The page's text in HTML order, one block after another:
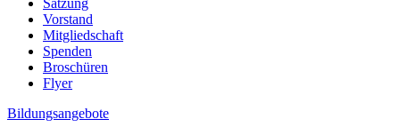
Satzung
Vorstand
Mitgliedschaft
Spenden
Broschüren
Flyer
Bildungsangebote